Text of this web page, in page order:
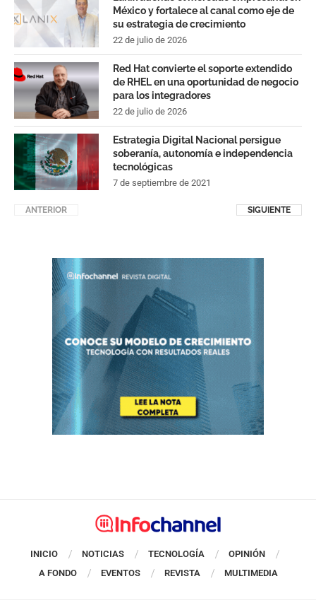
México y fortalece al canal como eje de
su estrategia de crecimiento
22 de julio de 2026
Red Hat convierte el soporte extendido
de RHEL en una oportunidad de negocio
para los integradores
22 de julio de 2026
Estrategia Digital Nacional persigue
soberanía, autonomía e independencia
tecnológicas
7 de septiembre de 2021
ANTERIOR SIGUIENTE
INICIO NOTICIAS TECNOLOGÍA
OPINIÓN
A FONDO
EVENTOS REVISTA MULTIMEDIA